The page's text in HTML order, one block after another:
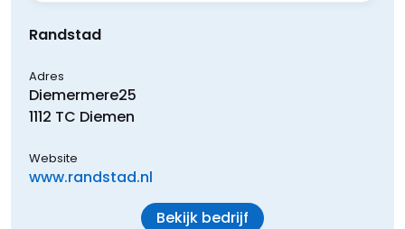
Randstad
Adres
Diemermere25
1112 TC Diemen
Website
www.randstad.nl
Bekijk bedrijf